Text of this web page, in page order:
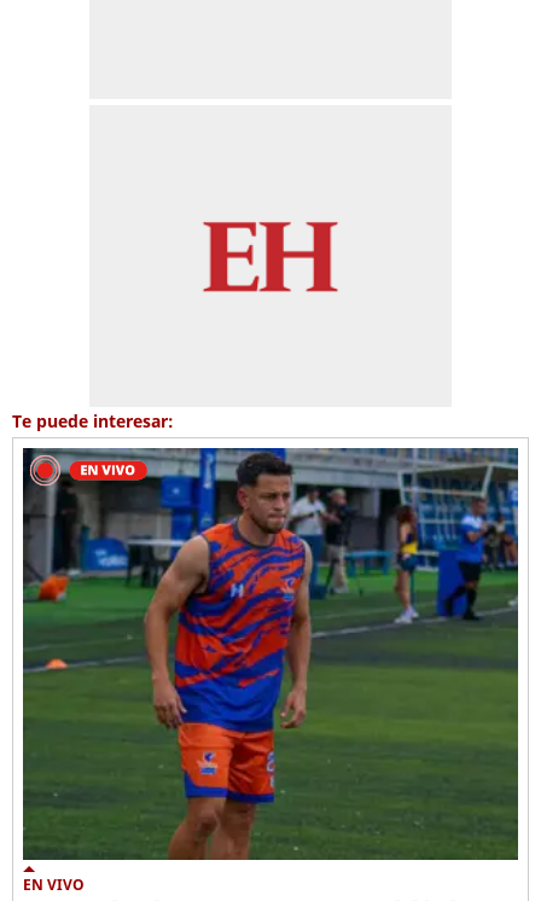
Te puede interesar:
EN VIVO